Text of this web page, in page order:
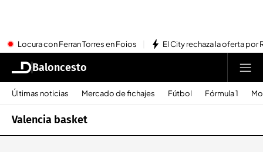
Locura con Ferran Torres en Foios El City rechaza la oferta por
Baloncesto
Últimas noticias Mercado de fichajes Fútbol Fórmula 1
Valencia basket